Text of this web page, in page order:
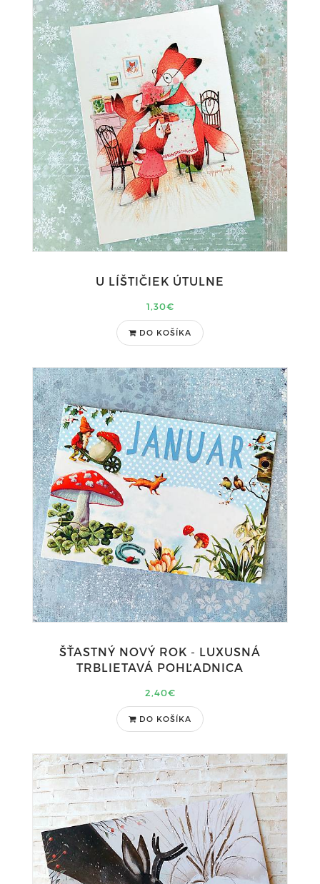
U LÍŠTIČIEK ÚTULNE
1,30€
DO KOŠÍKA
ŠŤASTNÝ NOVÝ ROK - LUXUSNÁ
TRBLIETAVÁ POHĽADNICA
2,40€
DO KOŠÍKA